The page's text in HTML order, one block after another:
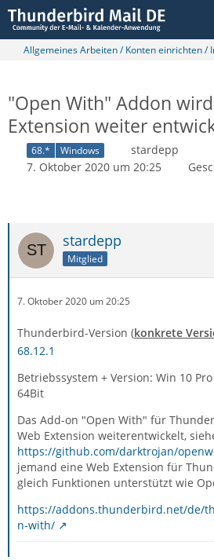
Allgemeines Arbeiten / Konten einrichten /
"Open With" Addon
Extension weiter
68.* Windows
stardepp
7. Oktober 2020 um 20:25
stardepp
Mitglied
7. Oktober 2020 um 20:25
Thunderbird-Version (konkrete
68.12.1
Betriebssystem + Version: Win 10
64Bit
Das Add-on "Open With" für
Web Extension weiterentwickelt,
https://github.com/darktrojan/
jemand eine Web Extension für
gleich Funktionen unterstützt wie
https://addons.thunderbird.net/de/
n-with/